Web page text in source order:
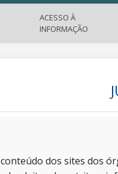
ACESSO À
INFORMAÇÃO
dos sites dos